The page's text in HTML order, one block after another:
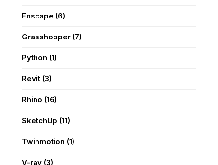
Enscape (6)
Grasshopper (7)
Python (1)
Revit (3)
Rhino (16)
SketchUp (11)
Twinmotion (1)
V-ray (3)